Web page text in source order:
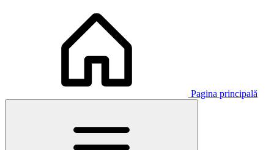
Pagina principală